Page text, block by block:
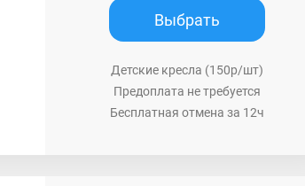
Выбрать
Детские кресла (150р/шт)
Предоплата не требуется
Бесплатная отмена за 12ч